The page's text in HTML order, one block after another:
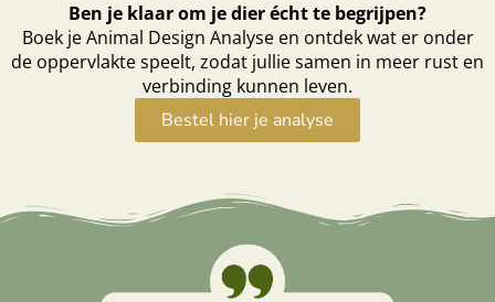
Ben je klaar om je dier écht te begrijpen?
Boek je Animal Design Analyse en ontdek wat er onder
de oppervlakte speelt, zodat jullie samen in meer rust en
verbinding kunnen leven.
Bestel hier je analyse